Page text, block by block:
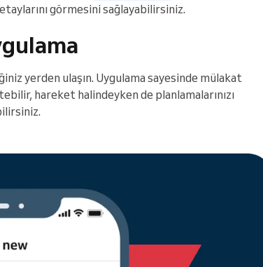
görmesini sağlayabilirsiniz.
yerden ulaşın. Uygulama sayesinde mülakat
hareket halindeyken de planlamalarınızı